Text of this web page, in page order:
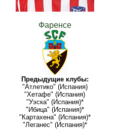
Фаренсе
Предыдущие клубы:
"Атлетико" (Испания)
"Хетафе" (Испания)
"Уэска" (Испания)*
"Ибица" (Испания)*
"Картахена" (Испания)*
"Леганес" (Испания)*